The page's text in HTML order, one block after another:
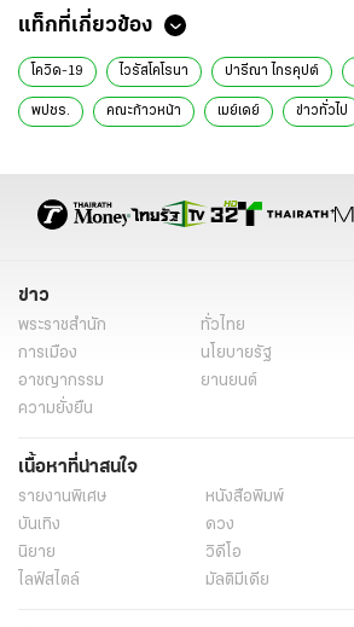
แท็กที่เกี่ยวข้อง
โควิด-19 ไวรัสโคโรนา ปารีณา ไกรคุปต์
พปชร. คณะก้าวหน้า เมย์เดย์ ข่าวทั่วไป
ข่าว
พระราชสำนัก ทั่วไทย
การเมือง
นโยบายรัฐ
อาชญากรรม
ยานยนต์
ความยั่งยืน
เนื้อหาที่น่าสนใจ
รายงานพิเศษ หนังสือพิมพ์
บันเทิง
ดวง
นิยาย
วิดีโอ
ไลฟ์สไตล์
มัลติมีเดีย